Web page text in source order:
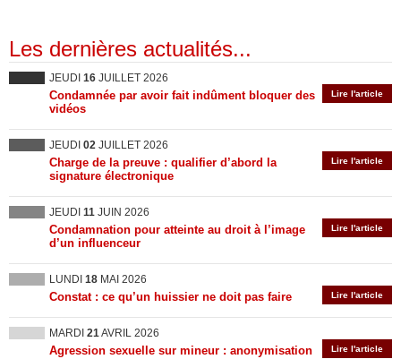
Les dernières actualités...
JEUDI 16 JUILLET 2026
Lire l'article
Condamnée par avoir fait indûment bloquer des
vidéos
JEUDI 02 JUILLET 2026
Lire l'article
Charge de la preuve : qualifier d’abord la
signature électronique
JEUDI 11 JUIN 2026
Lire l'article
Condamnation pour atteinte au droit à l’image
d’un influenceur
LUNDI 18 MAI 2026
Lire l'article
Constat : ce qu’un huissier ne doit pas faire
MARDI 21AVRIL 2026
Lire l'article
Agression sexuelle sur mineur : anonymisation